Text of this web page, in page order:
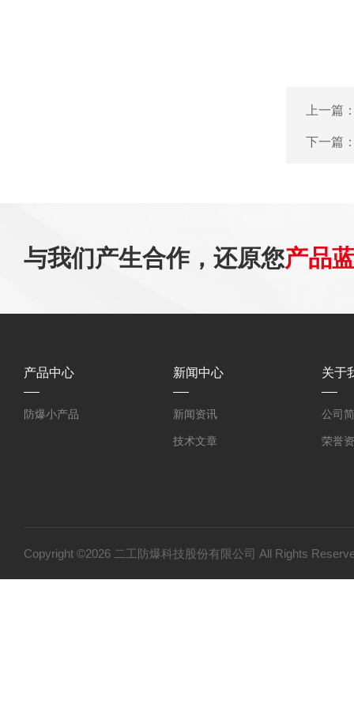
上一篇
下一篇
与我们产生合作，还原您产品
产品中心
防爆小产品
新闻中心
新闻资讯
技术文章
关于
公司
荣誉
Copyright ©2026 二工防爆科技股份有限公司 All Rights